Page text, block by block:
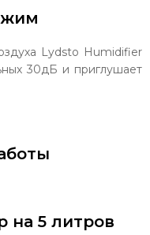
Lydsto Humidifier
30дБ и приглушает
на 5 литров